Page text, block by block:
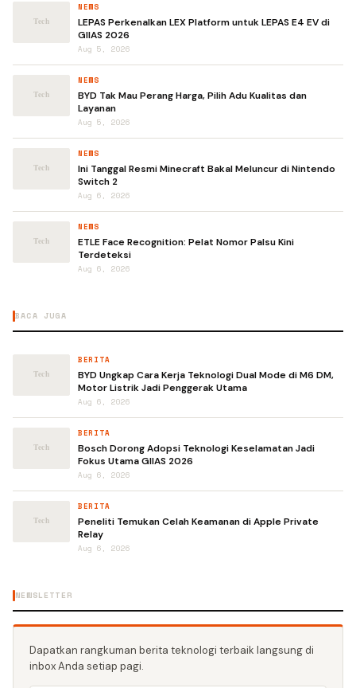
NEWS
LEPAS Perkenalkan LEX Platform untuk LEPAS E4 EV di
GIIAS 2026
Aug 5, 2026
NEWS
BYD Tak Mau Perang Harga, Pilih Adu Kualitas dan
Layanan
Aug 5, 2026
NEWS
Ini Tanggal Resmi Minecraft Bakal Meluncur di Nintendo
Switch 2
Aug 6, 2026
NEWS
ETLE Face Recognition: Pelat Nomor Palsu Kini
Terdeteksi
Aug 6, 2026
BACA JUGA
BERITA
BYD Ungkap Cara Kerja Teknologi Dual Mode di M6 DM,
Motor Listrik Jadi Penggerak Utama
Aug 6, 2026
BERITA
Bosch Dorong Adopsi Teknologi Keselamatan Jadi
Fokus Utama GIIAS 2026
Aug 6, 2026
BERITA
Peneliti Temukan Celah Keamanan di Apple Private
Relay
Aug 6, 2026
NEWSLETTER
Dapatkan rangkuman berita teknologi terbaik langsung di
inbox Anda setiap pagi.